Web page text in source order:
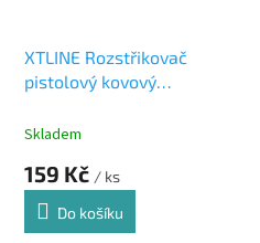
XTLINE Rozstřikovač
pistolový kovový
Skladem
159 Kč / ks
Do košíku